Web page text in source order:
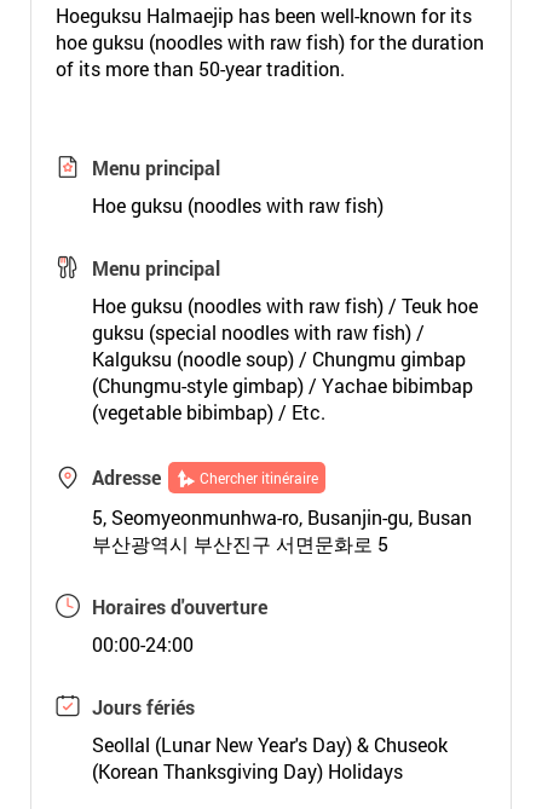
Hoeguksu Halmaejip has been well-known for its
hoe guksu (noodles with raw fish) for the duration
of its more than 50-year tradition.
Menu principal
Hoe guksu (noodles with raw fish)
Menu principal
Hoe guksu (noodles with raw fish) / Teuk hoe
guksu (special noodles with raw fish) /
Kalguksu (noodle soup) / Chungmu gimbap
(Chungmu-style gimbap) / Yachae bibimbap
(vegetable bibimbap) / Etc.
Adresse Chercher itinéraire
5, Seomyeonmunhwa-ro, Busanjin-gu, Busan
부산광역시 부산진구 서면문화로 5
Horaires d'ouverture
00:00-24:00
Jours fériés
Seollal (Lunar New Year's Day) & Chuseok
(Korean Thanksgiving Day) Holidays